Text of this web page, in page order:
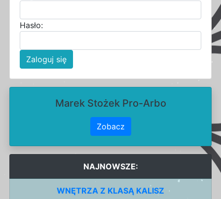
Hasło:
Zaloguj się
Marek Stożek Pro-Arbo
Zobacz
NAJNOWSZE:
WNĘTRZA Z KLASĄ KALISZ